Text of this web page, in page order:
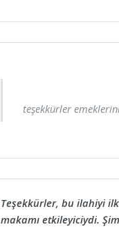
teşekkürler
Teşekkürler, bu ilahiyi
makamı etkileyiciydi.